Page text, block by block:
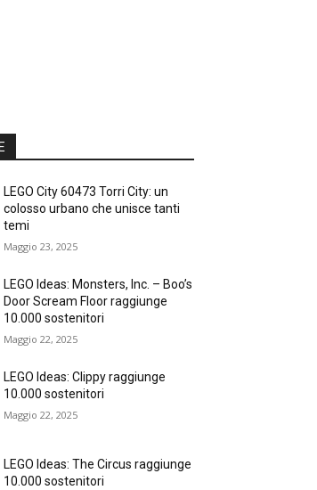
LEGO City 60473 Torri City: un
colosso urbano che unisce tanti
temi
Maggio 23, 2025
LEGO Ideas: Monsters, Inc. – Boo’s
Door Scream Floor raggiunge
10.000 sostenitori
Maggio 22, 2025
LEGO Ideas: Clippy raggiunge
10.000 sostenitori
Maggio 22, 2025
LEGO Ideas: The Circus raggiunge
10.000 sostenitori